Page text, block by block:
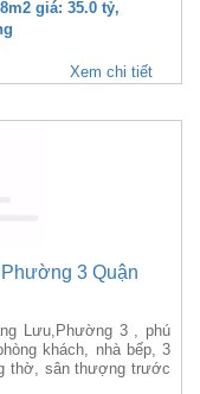
3, Phú Nhuận
Kết Cấu: + 7
còn- Giá Chỉ: 30,5 tỷ
giá: 30.5 tỷ,
4.8m x 30m,
m2, 7291.67